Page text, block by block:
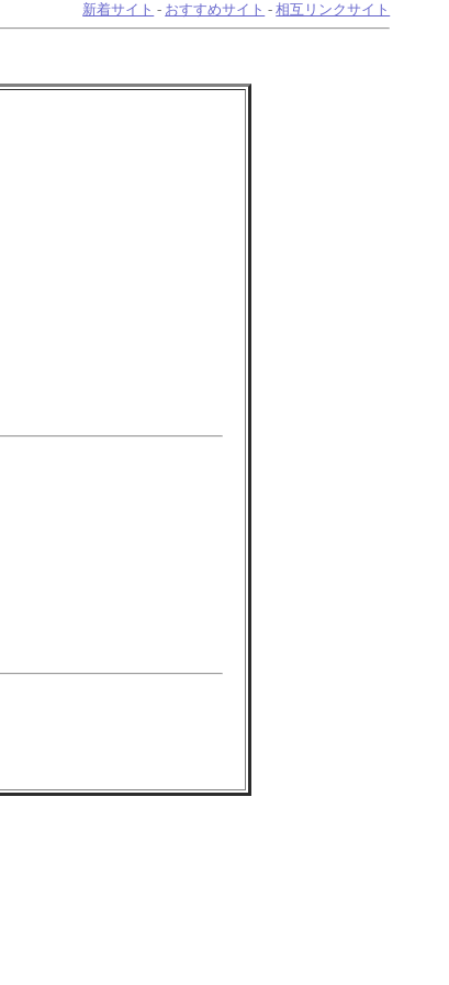
新着サイト - おすすめサイト -相互リンクサイト